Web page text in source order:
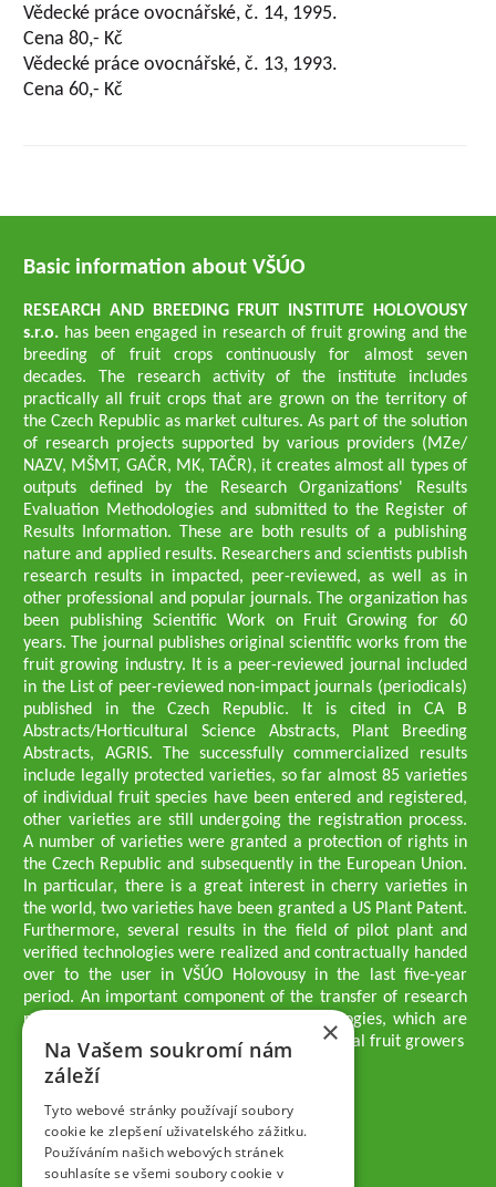
Vědecké práce ovocnářské, č. 14, 1995.
Cena 80,- Kč
Vědecké práce ovocnářské, č. 13, 1993.
Cena 60,- Kč
Basic information about VŠÚO
RESEARCH AND BREEDING FRUIT INSTITUTE HOLOVOUSY
s.r.o. has been engaged in research of fruit growing and the
breeding of fruit crops continuously for almost seven
decades. The research activity of the institute includes
practically all fruit crops that are grown on the territory of
the Czech Republic as market cultures. As part of the solution
of research projects supported by various providers (MZe/
NAZV, MŠMT, GAČR, MK, TAČR), it creates almost all types of
outputs defined by the Research Organizations' Results
Evaluation Methodologies and submitted to the Register of
Results Information. These are both results of a publishing
nature and applied results. Researchers and scientists publish
research results in impacted, peer-reviewed, as well as in
other professional and popular journals. The organization has
been publishing Scientific Work on Fruit Growing for 60
years. The journal publishes original scientific works from the
fruit growing industry. It is a peer-reviewed journal included
in the List of peer-reviewed non-impact journals (periodicals)
published in the Czech Republic. It is cited in CA B
Abstracts/Horticultural Science Abstracts, Plant Breeding
Abstracts, AGRIS. The successfully commercialized results
include legally protected varieties, so far almost 85 varieties
of individual fruit species have been entered and registered,
other varieties are still undergoing the registration process.
A number of varieties were granted a protection of rights in
the Czech Republic and subsequently in the European Union.
In particular, there is a great interest in cherry varieties in
the world, two varieties have been granted a US Plant Patent.
Furthermore, several results in the field of pilot plant and
verified technologies were realized and contractually handed
over to the user in VŠÚO Holovousy in the last five-year
period. An important component of the transfer of research
results into practice are growing methodologies, which are
passed on to users - professionals - professional fruit growers
Company executives
Ing. Tomáš Zmeškal
Ing. Jaroslav Vácha
Companions
Ing. Jan Blažek, CS c.
×
Na Vašem soukromí nám
záleží
Tyto webové stránky používají soubory
cookie ke zlepšení uživatelského zážitku.
Používáním našich webových stránek
souhlasíte se všemi soubory cookie v